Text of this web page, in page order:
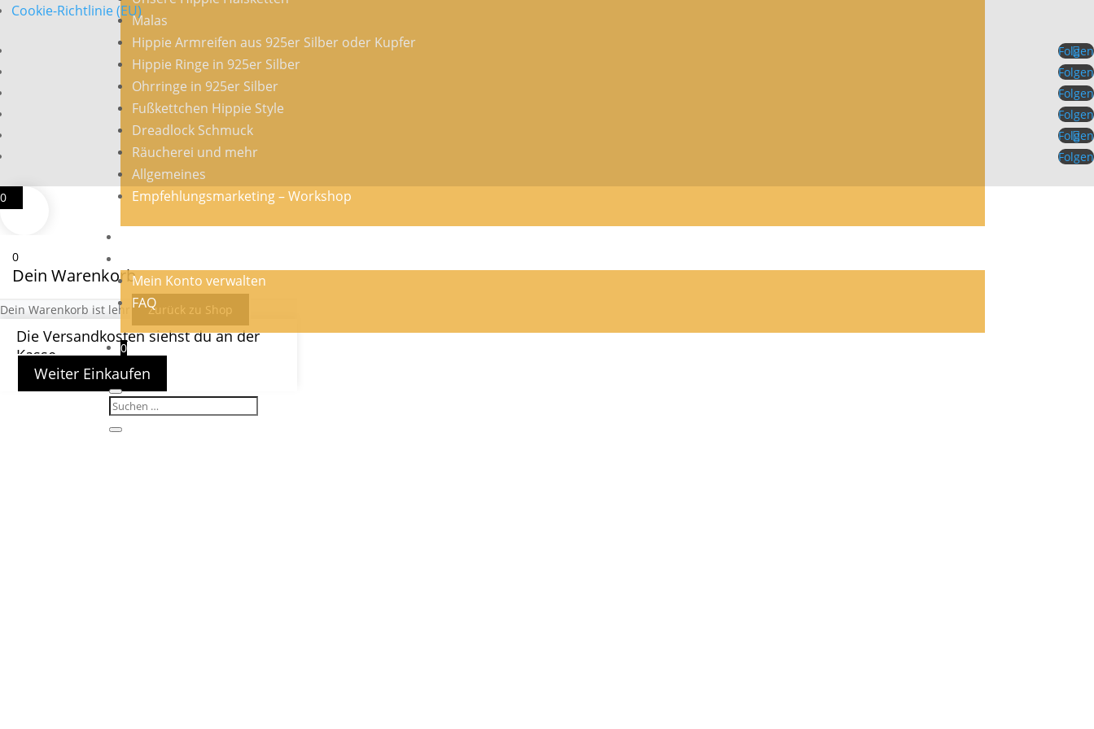
Malas
Hippie Armreifen aus 925er Silber oder Kupfer
Hippie Ringe in 925er Silber
Ohrringe in 925er Silber
Fußkettchen Hippie Style
Dreadlock Schmuck
Räucherei und mehr
Allgemeines
Empfehlungsmarketing – Workshop
Mein Konto verwalten
FAQ
0
Cookie-Richtlinie (EU)
Folgen
Folgen
Folgen
Folgen
Folgen
Folgen
0
0
Dein Warenkorb
Dein Warenkorb ist lehr Zurück zu Shop
Die Versandkosten siehst du an der
Kasse
Weiter Einkaufen